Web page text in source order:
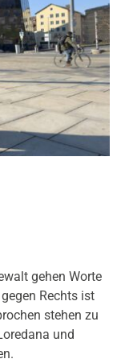
gehen Worte
Rechts ist
stehen zu
und